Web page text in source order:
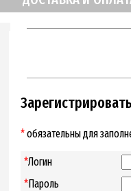
*обязательны для
*Логин
*Пароль